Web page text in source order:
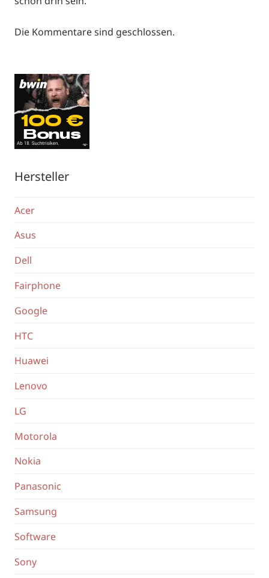
Die Kommentare sind geschlossen.
Hersteller
Acer
Asus
Dell
Fairphone
Google
HTC
Huawei
Lenovo
LG
Motorola
Nokia
Panasonic
Samsung
Software
Sony